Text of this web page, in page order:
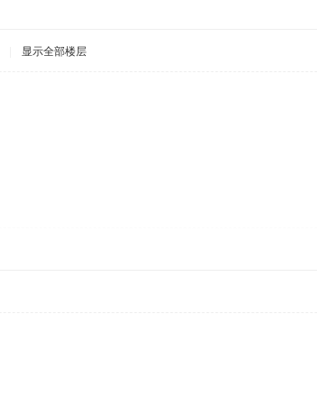
显示全部楼层